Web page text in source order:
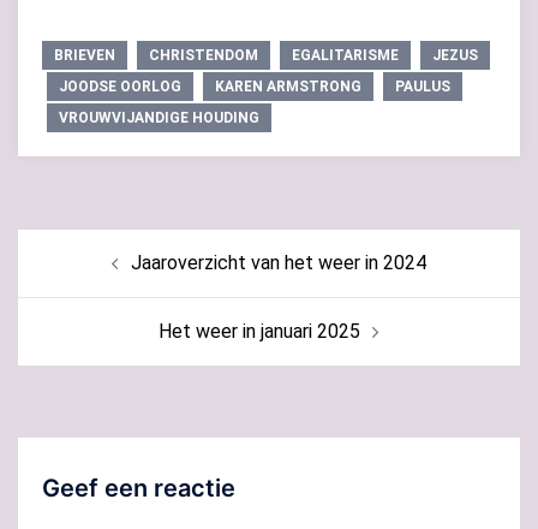
BRIEVEN CHRISTENDOM EGALITARISME
JEZUS
JOODSE OORLOG
KAREN ARMSTRONG
PAULUS
VROUWVIJANDIGE HOUDING
navigatieJaaroverzicht van het weer in 2024
Het weer in januari 2025
Geef een reactie